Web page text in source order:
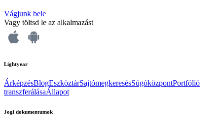
Vágjunk bele
Vagy töltsd le az alkalmazást
Lightyear
ÁrképzésBlogEszköztárSajtómegkeresésSúgóközpontPortfólió
transzferálásaÁllapot
Jogi dokumentumok